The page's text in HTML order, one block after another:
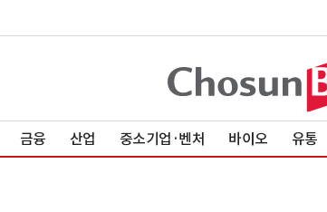
금융 산업 중소기업·벤처 바이오 유통